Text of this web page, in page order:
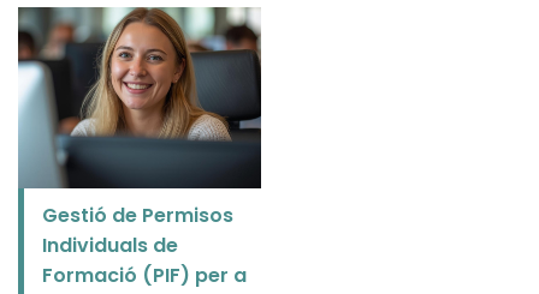
Gestió de Permisos
Individuals de
Formació (PIF) per a